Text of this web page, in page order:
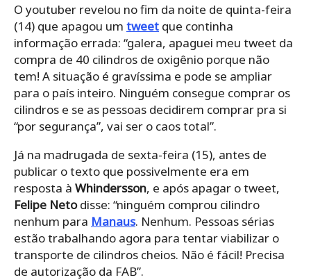
O youtuber revelou no fim da noite de quinta-feira
(14) que apagou um tweet que continha
informação errada: “galera, apaguei meu tweet da
compra de 40 cilindros de oxigênio porque não
tem! A situação é gravíssima e pode se ampliar
para o país inteiro. Ninguém consegue comprar os
cilindros e se as pessoas decidirem comprar pra si
“por segurança”, vai ser o caos total”.
Já na madrugada de sexta-feira (15), antes de
publicar o texto que possivelmente era em
resposta à Whindersson, e após apagar o tweet,
Felipe Netodisse: “ninguém comprou cilindro
nenhum para Manaus. Nenhum. Pessoas sérias
estão trabalhando agora para tentar viabilizar o
transporte de cilindros cheios. Não é fácil! Precisa
de autorização da FAB”.